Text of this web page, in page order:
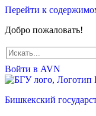
Перейти к
Добро пожаловать!
Искать...
Войти в AVN
Бишкекский